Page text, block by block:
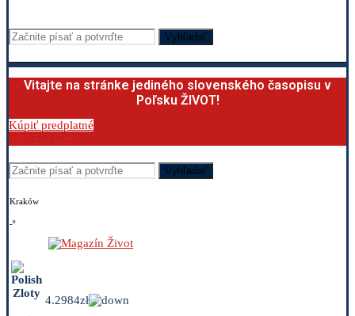
Vyhľadať
Vitajte na stránke jediného slovenského časopisu v
Poľsku ŽIVOT!
Kúpiť predplatné
Vyhľadať
Kraków
-º
4.2984zł